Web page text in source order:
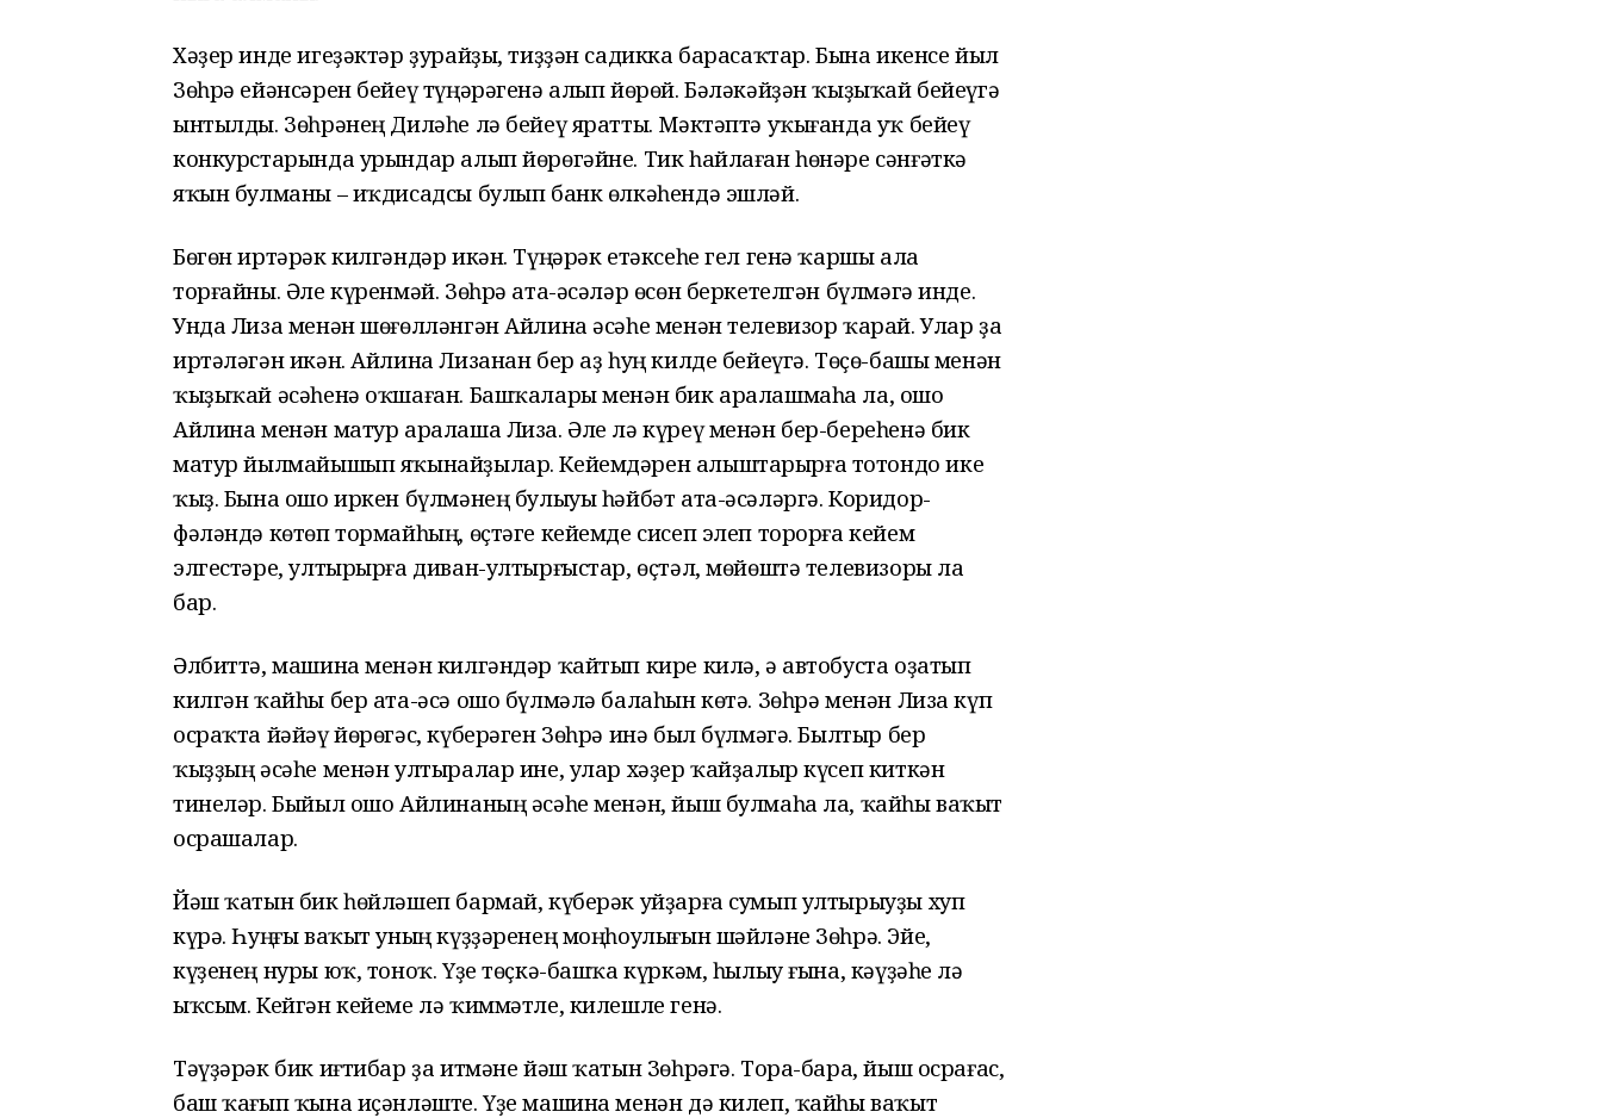
Хәҙер инде игеҙәктәр ҙурайҙы, тиҙҙән садикка барасаҡтар. Бына икенсе йыл
Зөһрә ейәнсәрен бейеү түңәрәгенә алып йөрөй. Бәләкәйҙән ҡыҙыҡай бейеүгә
ынтылды. Зөһрәнең Диләһе лә бейеү яратты. Мәктәптә уҡығанда уҡ бейеү
конкурстарында урындар алып йөрөгәйне. Тик һайлаған һөнәре сәнғәткә
яҡын булманы – иҡдисадсы булып банк өлкәһендә эшләй.
Бөгөн иртәрәк килгәндәр икән. Түңәрәк етәксеһе гел генә ҡаршы ала
торғайны. Әле күренмәй. Зөһрә ата-әсәләр өсөн беркетелгән бүлмәгә инде.
Унда Лиза менән шөғөлләнгән Айлина әсәһе менән телевизор ҡарай. Улар ҙа
иртәләгән икән. Айлина Лизанан бер аҙ һуң килде бейеүгә. Төҫө-башы менән
ҡыҙыҡай әсәһенә оҡшаған. Башҡалары менән бик аралашмаһа ла, ошо
Айлина менән матур аралаша Лиза. Әле лә күреү менән бер-береһенә бик
матур йылмайышып яҡынайҙылар. Кейемдәрен алыштарырға тотондо ике
ҡыҙ. Бына ошо иркен бүлмәнең булыуы һәйбәт ата-әсәләргә. Коридор-
фәләндә көтөп тормайһың, өҫтәге кейемде сисеп элеп торорға кейем
элгестәре, ултырырға диван-ултырғыстар, өҫтәл, мөйөштә телевизоры ла
бар.
Әлбиттә, машина менән килгәндәр ҡайтып кире килә, ә автобуста оҙатып
килгән ҡайһы бер ата-әсә ошо бүлмәлә балаһын көтә. Зөһрә менән Лиза күп
осраҡта йәйәү йөрөгәс, күберәген Зөһрә инә был бүлмәгә. Былтыр бер
ҡыҙҙың әсәһе менән ултыралар ине, улар хәҙер ҡайҙалыр күсеп киткән
тинеләр. Быйыл ошо Айлинаның әсәһе менән, йыш булмаһа ла, ҡайһы ваҡыт
осрашалар.
Йәш ҡатын бик һөйләшеп бармай, күберәк уйҙарға сумып ултырыуҙы хуп
күрә. Һуңғы ваҡыт уның күҙҙәренең моңһоулығын шәйләне Зөһрә. Эйе,
күҙенең нуры юҡ, тоноҡ. Үҙе төҫкә-башҡа күркәм, һылыу ғына, кәүҙәһе лә
ыҡсым. Кейгән кейеме лә ҡиммәтле, килешле генә.
Тәүҙәрәк бик иғтибар ҙа итмәне йәш ҡатын Зөһрәгә. Тора-бара, йыш осрағас,
баш ҡағып ҡына иҫәнләште. Үҙе машина менән дә килеп, ҡайһы ваҡыт